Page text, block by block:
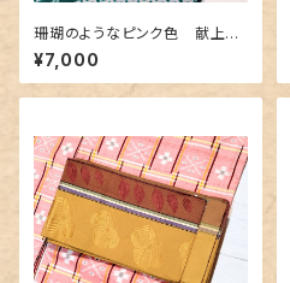
珊瑚のようなピンク色 献上柄
の博多織り半幅帯
¥7,000